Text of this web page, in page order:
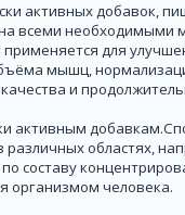
активных добавок,
всеми необходимыми
для
мышц,
и
активным
областях,
составу
организмом человека.